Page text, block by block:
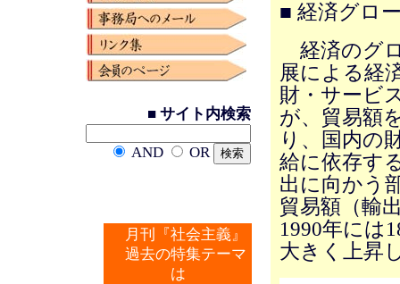
■ サイト内検索
AND OR
月刊『社会主義』
過去の特集テーマ
は
■ 経済グロ
経済のグ
展による経
財・サービ
が、貿易額
り、国内の
給に依存す
出に向かう
貿易額（輸
1990年には
大きく上昇